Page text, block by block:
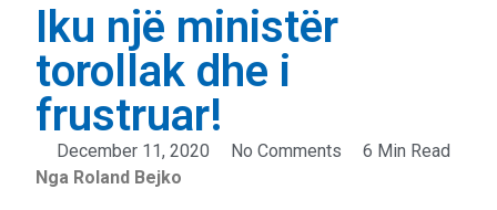
Iku një ministër
torollak dhe i
frustruar!
December 11, 2020 No Comments
6 Min Read
Nga Roland Bejko